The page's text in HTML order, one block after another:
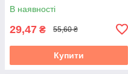
В наявності
29,47 ₴ 55,60 ₴
Купити